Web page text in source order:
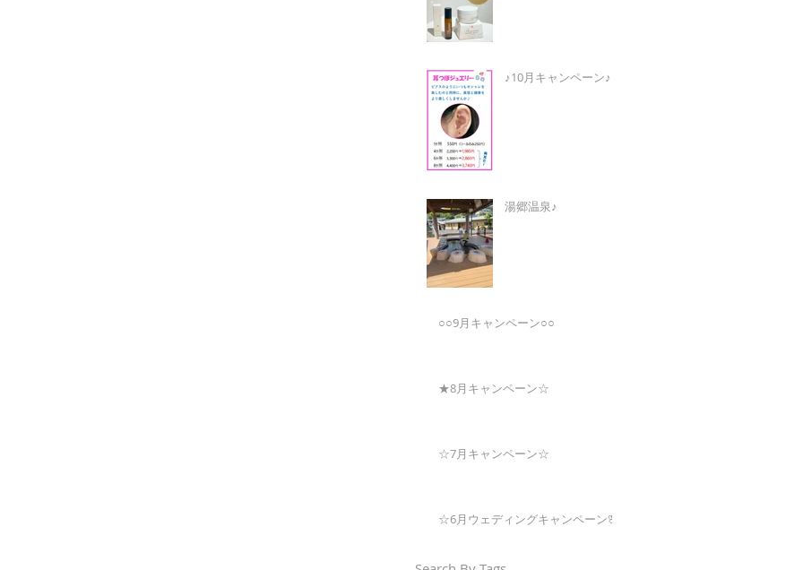
♪10月キャンペーン♪
湯郷温泉♪
○○9月キャンペーン○○
★8月キャンペーン☆
☆7月キャンペーン☆
☆6月ウェディングキャンペーン🌸